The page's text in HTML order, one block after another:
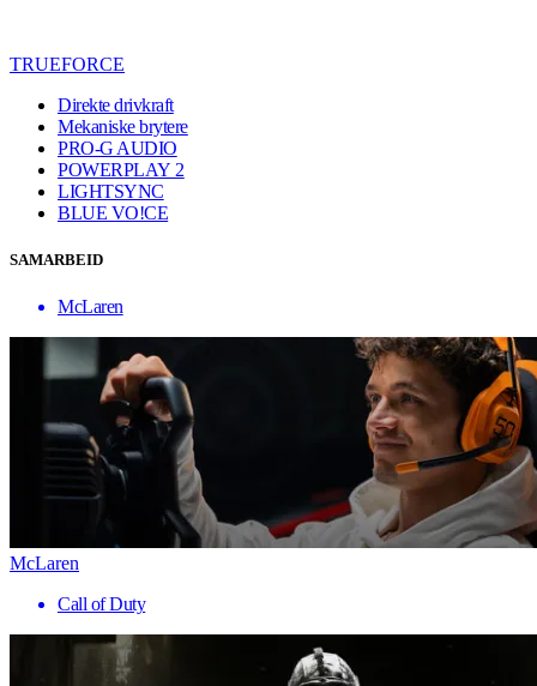
TRUEFORCE
Direkte drivkraft
Mekaniske brytere
PRO-G AUDIO
POWERPLAY 2
LIGHTSYNC
BLUE VO!CE
SAMARBEID
McLaren
McLaren
Call of Duty